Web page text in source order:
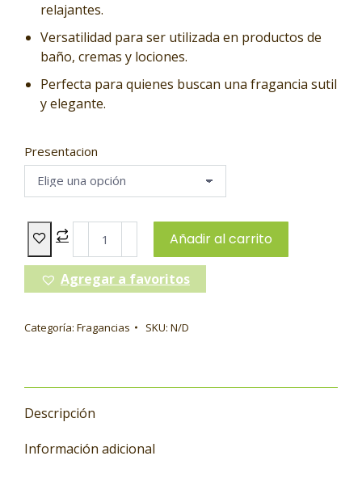
relajantes.
Versatilidad para ser utilizada en productos de
baño, cremas y lociones.
Perfecta para quienes buscan una fragancia sutil
y elegante.
Presentacion
Añadir al carrito
Agregar a favoritos
Categoría: Fragancias SKU: N/D
Descripción
Información adicional